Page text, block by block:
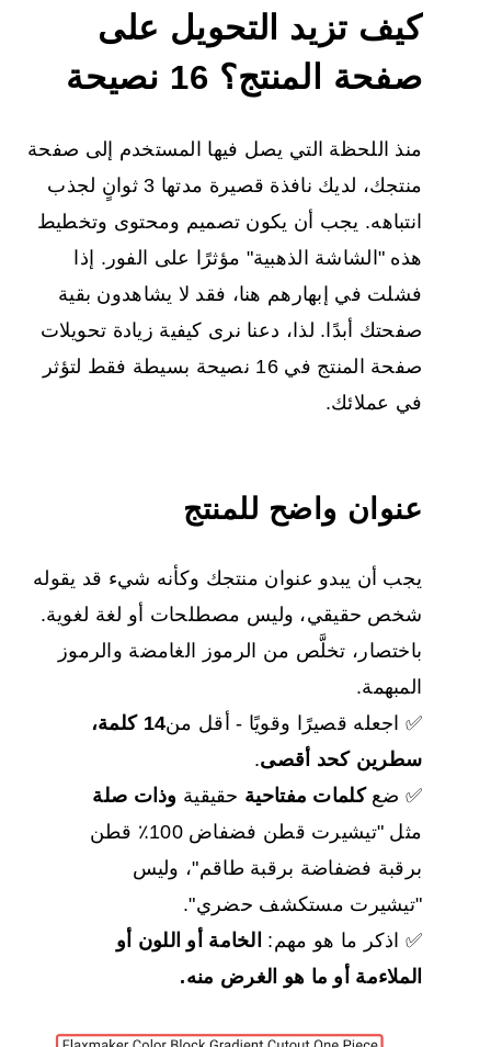
كيف تزيد التحويل على
صفحة المنتج؟ 16 نصيحة
منذ اللحظة التي يصل فيها المستخدم إلى صفحة
منتجك، لديك نافذة قصيرة مدتها 3 ثوانٍ لجذب
انتباهه. يجب أن يكون تصميم ومحتوى وتخطيط
هذه "الشاشة الذهبية" مؤثرًا على الفور. إذا
فشلت في إبهارهم هنا، فقد لا يشاهدون بقية
صفحتك أبدًا. لذا، دعنا نرى كيفية زيادة تحويلات
صفحة المنتج في 16 نصيحة بسيطة فقط لتؤثر
في عملائك.
عنوان واضح للمنتج
يجب أن يبدو عنوان منتجك وكأنه شيء قد يقوله
شخص حقيقي، وليس مصطلحات أو لغة لغوية.
باختصار، تخلَّص من الرموز الغامضة والرموز
المبهمة.
✅ اجعله قصيرًا وقويًا - أقل من
14 كلمة،
سطرين كحد أقصى.
✅ ضعكلمات مفتاحية حقيقية وذات صلة
مثل "تيشيرت قطن فضفاض 100٪ قطن
برقبة فضفاضة برقبة طاقم"، وليس
"تيشيرت مستكشف حضري".
✅ اذكر ما هو مهم: الخامة أو اللون أو
الملاءمة أو ما هو الغرض منه.